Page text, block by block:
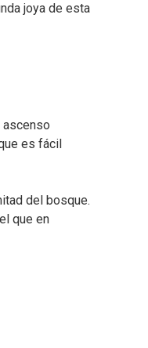
joya de esta
ascenso
es fácil
del bosque.
que en